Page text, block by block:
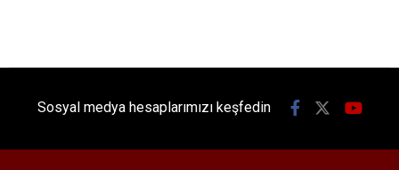
Sosyal medya hesaplarımızı keşfedin